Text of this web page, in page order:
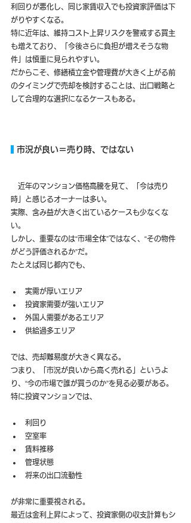
利回りが悪化し、同じ家賃収入でも投資家評価は下
がりやすくなる。
特に近年は、維持コスト上昇リスクを警戒する買主
も増えており、「今後さらに負担が増えそうな物
件」は慎重に見られやすい。
だからこそ、修繕積立金や管理費が大きく上がる前
のタイミングで売却を検討することは、出口戦略と
して合理的な選択になるケースもある。
市況が良い＝売り時、ではない
近年のマンション価格高騰を見て、「今は売り
時」と感じるオーナーは多い。
実際、含み益が大きく出ているケースも少なくな
い。
しかし、重要なのは“市場全体”ではなく、“その物件
がどう評価されるか”だ。
たとえば同じ都内でも、
実需が厚いエリア
投資家需要が強いエリア
外国人需要があるエリア
供給過多エリア
では、売却難易度が大きく異なる。
つまり、「市況が良いから高く売れる」というよ
り、“今の市場で誰が買うのか”を見る必要がある。
特に投資マンションでは、
利回り
空室率
賃料推移
管理状態
将来の出口流動性
が非常に重要視される。
最近は金利上昇によって、投資家側の収支計算もシ